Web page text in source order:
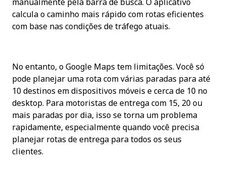
calcula o caminho mais rápido com rotas eficientes
com base nas condições de tráfego atuais.
No entanto, o Google Maps tem limitações. Você só
pode planejar uma rota com várias paradas para até
10 destinos em dispositivos móveis e cerca de 10 no
desktop. Para motoristas de entrega com 15, 20 ou
mais paradas por dia, isso se torna um problema
rapidamente, especialmente quando você precisa
planejar rotas de entrega para todos os seus
clientes.